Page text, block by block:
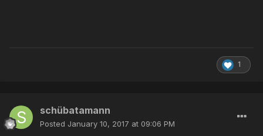
1
schübatamann
Posted January 10, 2017 at 09:06 PM